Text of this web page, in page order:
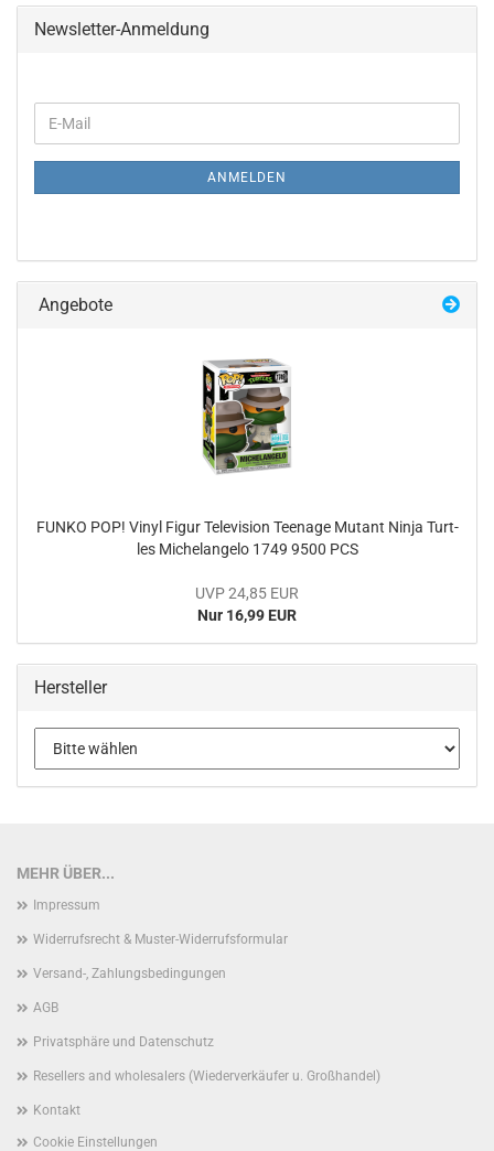
Newsletter-Anmeldung
ZUR
E-
Mail
ANMELDEN
Angebote
FUNKO POP! Vinyl Figur Te­le­vi­si­on Teenage Mu­tant Ninja Turt­
les Mi­chel­an­ge­lo 1749 9500 PCS
UVP 24,85 EUR
Nur 16,99 EUR
Hersteller
MEHR ÜBER...
Impressum
Widerrufsrecht & Muster-Widerrufsformular
Versand-, Zahlungsbedingungen
AGB
Privatsphäre und Datenschutz
Resellers and wholesalers (Wiederverkäufer u. Großhandel)
Kontakt
Cookie Einstellungen